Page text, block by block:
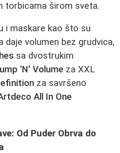
torbicama širom sveta.
i maskare kao što su
daje volumen bez grudvica,
sa dvostrukim
'N' Volume za XXL
za savršeno
All In One
Od Puder Obrva do